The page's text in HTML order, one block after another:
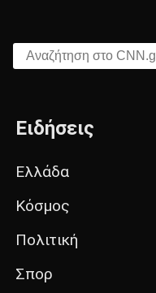
Αναζήτηση στο CNN.gr
Ειδήσεις
Ελλάδα
Κόσμος
Πολιτική
Σπορ